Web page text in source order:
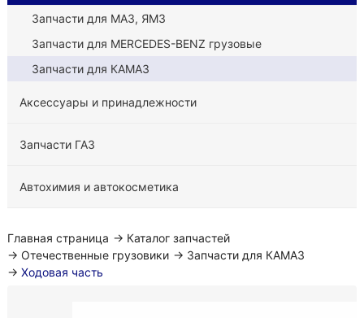
Запчасти для МАЗ, ЯМЗ
Запчасти для MERCEDES-BENZ грузовые
Запчасти для КАМАЗ
Аксессуары и принадлежности
Запчасти ГАЗ
Автохимия и автокосметика
Главная страница → Каталог запчастей
→ Отечественные грузовики → Запчасти для КАМАЗ
→ Ходовая часть